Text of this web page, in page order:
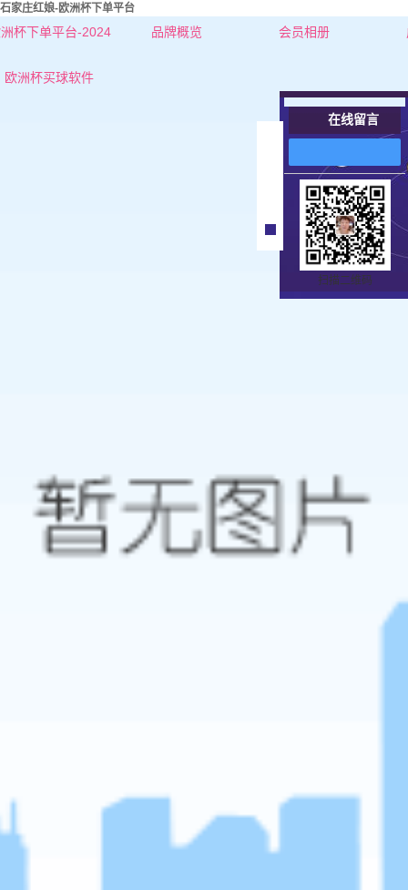
石家庄红娘-欧洲杯下单平台
杯下单平台-2024
欧洲杯买球软件
品牌概览 会员相册
石家庄红娘-张老师
石家庄女士
石家庄男士
在线留言
扫描二维码